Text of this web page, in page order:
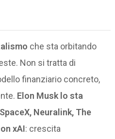
che sta orbitando
Non si tratta di
finanziario concreto,
Elon Musk lo sta
Neuralink, The
xAI: crescita